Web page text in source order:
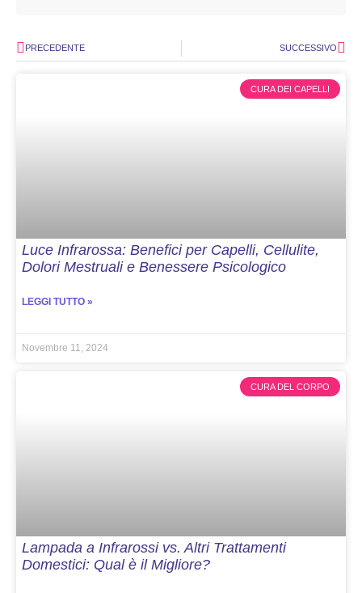
PRECEDENTE SUCCESSIVO
CURA DEI CAPELLI
Luce Infrarossa: Benefici per Capelli, Cellulite,
Dolori Mestruali e Benessere Psicologico
LEGGI TUTTO »
Novembre 11, 2024
CURA DEL CORPO
Lampada a Infrarossi vs. Altri Trattamenti
Domestici: Qual è il Migliore?